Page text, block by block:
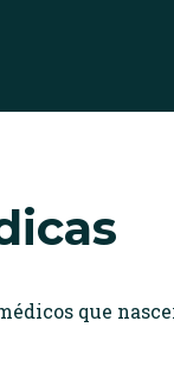
que